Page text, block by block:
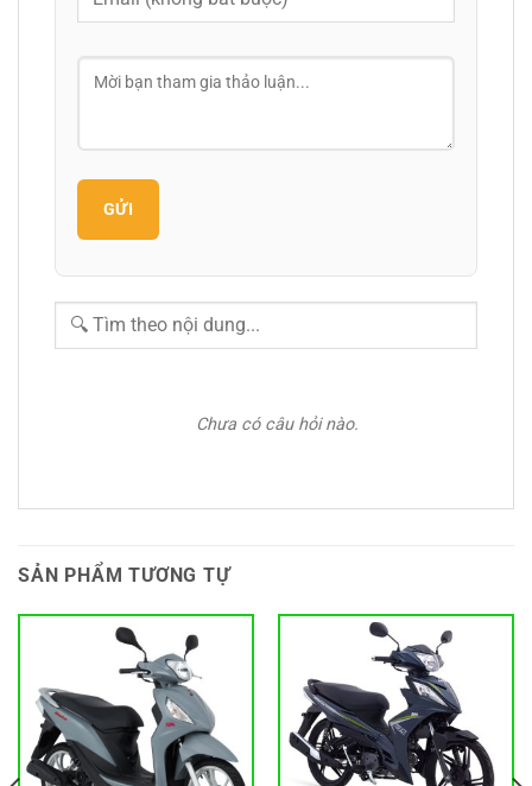
GỬI
Chưa có câu hỏi nào.
SẢN PHẨM TƯƠNG TỰ